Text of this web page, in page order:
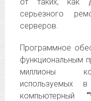
серьезного
серверов.
Программное
функциональным
миллионы
компьютерный